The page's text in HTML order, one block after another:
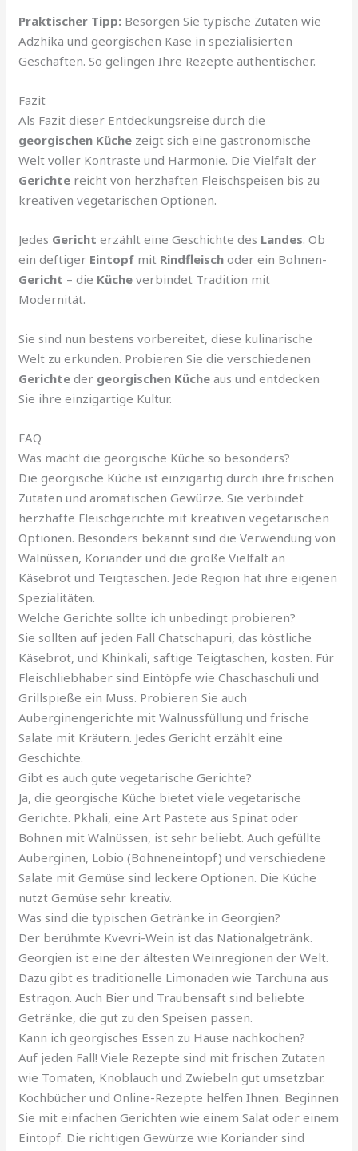
Praktischer Tipp: Besorgen Sie typische Zutaten wie
Adzhika und georgischen Käse in spezialisierten
Geschäften. So gelingen Ihre Rezepte authentischer.
Fazit
Als Fazit dieser Entdeckungsreise durch die
georgischen Küche zeigt sich eine gastronomische
Welt voller Kontraste und Harmonie. Die Vielfalt der
Gerichte reicht von herzhaften Fleischspeisen bis zu
kreativen vegetarischen Optionen.
Jedes Gericht erzählt eine Geschichte des Landes. Ob
ein deftiger Eintopf mit Rindfleisch oder ein Bohnen-
Gericht – die Küche verbindet Tradition mit
Modernität.
Sie sind nun bestens vorbereitet, diese kulinarische
Welt zu erkunden. Probieren Sie die verschiedenen
Gerichte der georgischen Küche aus und entdecken
Sie ihre einzigartige Kultur.
FAQ
Was macht die georgische Küche so besonders?
Die georgische Küche ist einzigartig durch ihre frischen
Zutaten und aromatischen Gewürze. Sie verbindet
herzhafte Fleischgerichte mit kreativen vegetarischen
Optionen. Besonders bekannt sind die Verwendung von
Walnüssen, Koriander und die große Vielfalt an
Käsebrot und Teigtaschen. Jede Region hat ihre eigenen
Spezialitäten.
Welche Gerichte sollte ich unbedingt probieren?
Sie sollten auf jeden Fall Chatschapuri, das köstliche
Käsebrot, und Khinkali, saftige Teigtaschen, kosten. Für
Fleischliebhaber sind Eintöpfe wie Chaschaschuli und
Grillspieße ein Muss. Probieren Sie auch
Auberginengerichte mit Walnussfüllung und frische
Salate mit Kräutern. Jedes Gericht erzählt eine
Geschichte.
Gibt es auch gute vegetarische Gerichte?
Ja, die georgische Küche bietet viele vegetarische
Gerichte. Pkhali, eine Art Pastete aus Spinat oder
Bohnen mit Walnüssen, ist sehr beliebt. Auch gefüllte
Auberginen, Lobio (Bohneneintopf) und verschiedene
Salate mit Gemüse sind leckere Optionen. Die Küche
nutzt Gemüse sehr kreativ.
Was sind die typischen Getränke in Georgien?
Der berühmte Kvevri-Wein ist das Nationalgetränk.
Georgien ist eine der ältesten Weinregionen der Welt.
Dazu gibt es traditionelle Limonaden wie Tarchuna aus
Estragon. Auch Bier und Traubensaft sind beliebte
Getränke, die gut zu den Speisen passen.
Kann ich georgisches Essen zu Hause nachkochen?
Auf jeden Fall! Viele Rezepte sind mit frischen Zutaten
wie Tomaten, Knoblauch und Zwiebeln gut umsetzbar.
Kochbücher und Online-Rezepte helfen Ihnen. Beginnen
Sie mit einfachen Gerichten wie einem Salat oder einem
Eintopf. Die richtigen Gewürze wie Koriander sind